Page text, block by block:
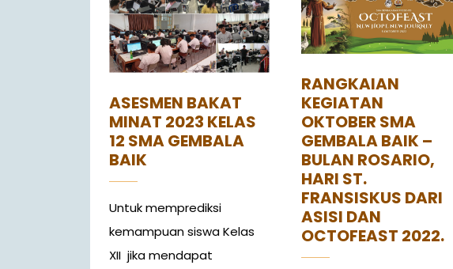
ASESMEN BAKAT
MINAT 2023 KELAS
12 SMA GEMBALA
BAIK
Untuk memprediksi
kemampuan siswa Kelas
XII jika mendapat
RANGKAIAN
KEGIATAN
OKTOBER SMA
GEMBALA BAIK –
BULAN ROSARIO,
HARI ST.
FRANSISKUS DARI
ASISI DAN
OCTOFEAST 2022.